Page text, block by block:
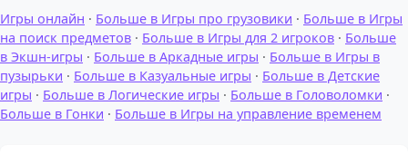
Игры онлайн · Больше в Игры про грузовики · Больше в Игры
на поиск предметов · Больше в Игры для 2 игроков · Больше
в Экшн-игры · Больше в Аркадные игры · Больше в Игры в
пузырьки · Больше в Казуальные игры · Больше в Детские
игры · Больше в Логические игры · Больше в Головоломки ·
Больше в Гонки · Больше в Игры на управление временем